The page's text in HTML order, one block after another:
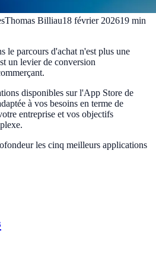
Thomas Billiau18 février 202619 min
le parcours d'achat n'est plus une
un levier de conversion
disponibles sur l'App Store de
à vos besoins en terme de
entreprise et vos objectifs
les cinq meilleurs applications